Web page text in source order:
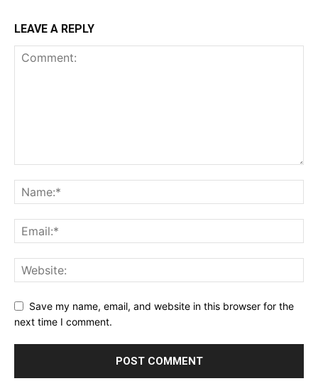
LEAVE A REPLY
Save my name, email, and website in this browser for the
next time I comment.